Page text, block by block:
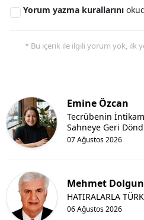
Yorum yazma kurallarını
* Bu içerik ile ilgili yorum yok, ilk
Emine Özcan
07 Ağustos 2026
Tecrübenin
Sahneye Geri
Mehmet
06 Ağustos 2026